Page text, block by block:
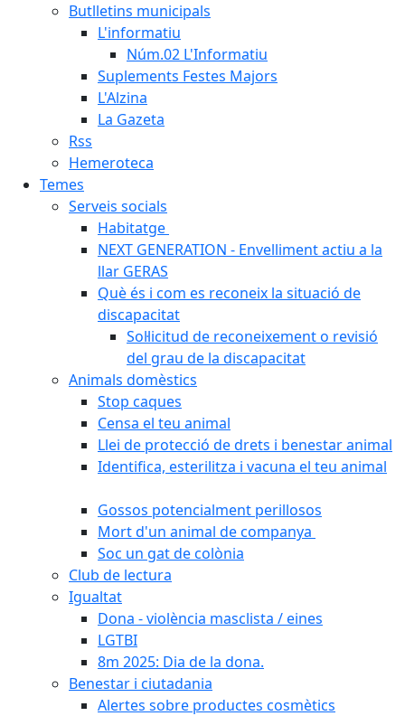
Butlletins municipals
L'informatiu
Núm.02 L'Informatiu
Suplements Festes Majors
L'Alzina
La Gazeta
Rss
Hemeroteca
Temes
Serveis socials
Habitatge
NEXT GENERATION - Envelliment actiu a la
llar GERAS
Què és i com es reconeix la situació de
discapacitat
Sol·licitud de reconeixement o revisió
del grau de la discapacitat
Animals domèstics
Stop caques
Censa el teu animal
Llei de protecció de drets i benestar animal
Identifica, esterilitza i vacuna el teu animal
Gossos potencialment perillosos
Mort d'un animal de companya
Soc un gat de colònia
Club de lectura
Igualtat
Dona - violència masclista / eines
LGTBI
8m 2025: Dia de la dona.
Benestar i ciutadania
Alertes sobre productes cosmètics